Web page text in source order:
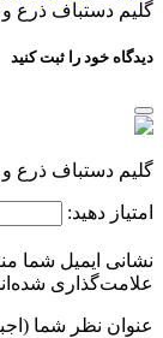
گلیم دستباف ذرع
دیدگاه خود را ثبت کنید
گلیم دستباف ذرع
امتیاز دهید:
نشانی ایمیل شما
علامت‌گذاری
عنوان نظر شما